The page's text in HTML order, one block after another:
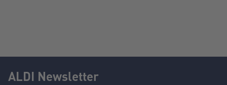
ALDI Newsletter